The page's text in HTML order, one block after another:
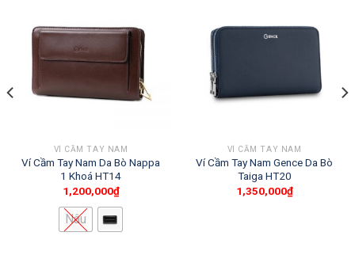
VÍ CẦM TAY NAM
Ví Cầm Tay Nam Da Bò Nappa
1 Khoá HT14
1,200,000₫
Nâu
VÍ CẦM TAY NAM
Ví Cầm Tay Nam Gence Da Bò
Taiga HT20
1,350,000₫